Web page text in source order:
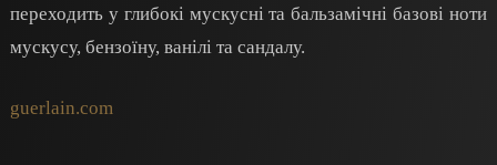
переходить у глибокі мускусні та бальзамічні базові ноти
мускусу, бензоїну, ванілі та сандалу.
guerlain.com